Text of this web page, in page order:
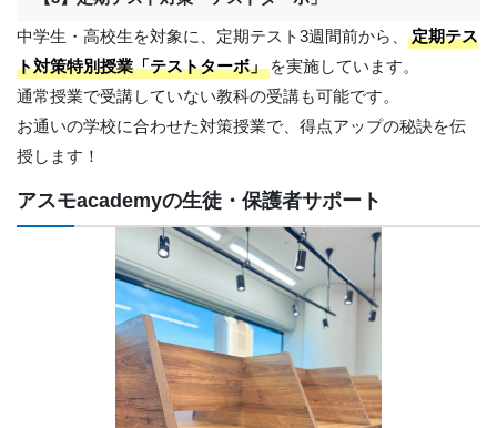
中学生・高校生を対象に、定期テスト3週間前から、
定期テス
ト対策特別授業「テストターボ」 を実施しています。
通常授業で受講していない教科の受講も可能です。
お通いの学校に合わせた対策授業で、得点アップの秘訣を伝
授します！
アスモacademyの生徒・保護者サポート